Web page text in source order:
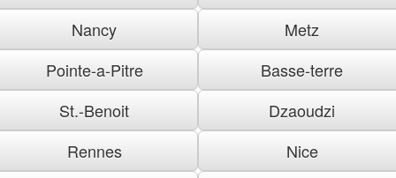
Nancy
Metz
Pointe-a-Pitre
Basse-terre
St.-Benoit
Dzaoudzi
Rennes
Nice